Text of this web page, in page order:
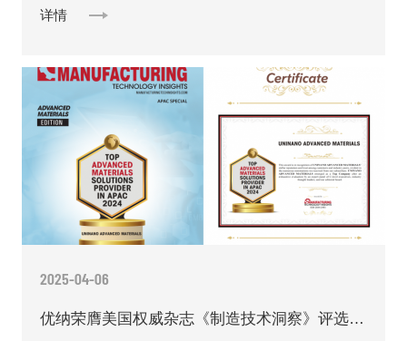
碳领域既熟悉政策又熟练......
详情
2025-04-06
优纳荣膺美国权威杂志《制造技术洞察》评选的 “2024 年度亚太地区先进材料解决方案提供商”